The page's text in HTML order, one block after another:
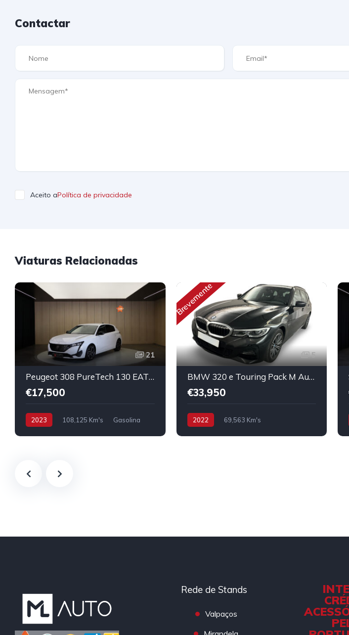
Contactar
Aceito aPolítica de privacidade
Viaturas Relacionadas
21
Peugeot 308 PureTech 130 EAT8 Allure Pack
€17,500
2023 108,125 Km's Gasolina
Brevemente
5
BMW 320 e Touring Pack M Auto
€33,950
2022
69,563 Km's
Rede de Stands
Valpaços